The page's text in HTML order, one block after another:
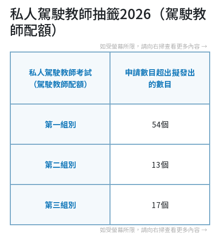
私人駕駛教師抽籤2026（駕駛教
師配額）
私人駕駛教師考試
（駕駛教師配額）
申請數目超出擬發出
的數目
第一組別 54個
第二組別 13個
第三組別 17個